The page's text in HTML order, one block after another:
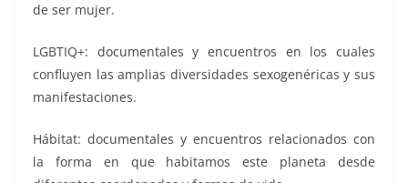
de ser mujer.
LGBTIQ+: documentales y encuentros en los cuales
confluyen las amplias diversidades sexogenéricas y sus
manifestaciones.
Hábitat: documentales y encuentros relacionados con
la forma en que habitamos este planeta desde